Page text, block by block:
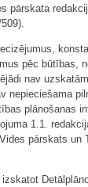
pārskata
pēc būtības,
nav
nepieciešama
plānošanas
1.1.
pārskats un